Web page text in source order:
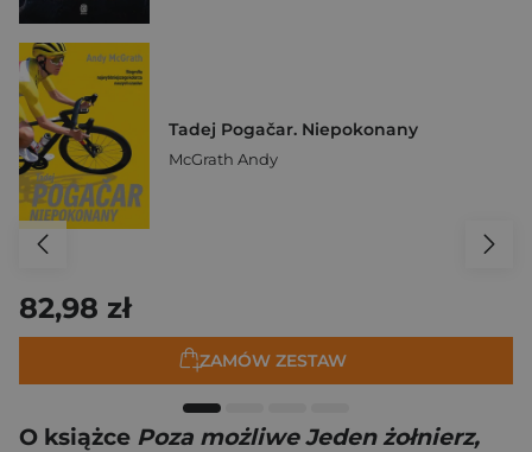
Tadej Pogačar. Niepokonany
McGrath Andy
82,98 zł
ZAMÓW ZESTAW
O książce Poza możliwe Jeden żołnierz,